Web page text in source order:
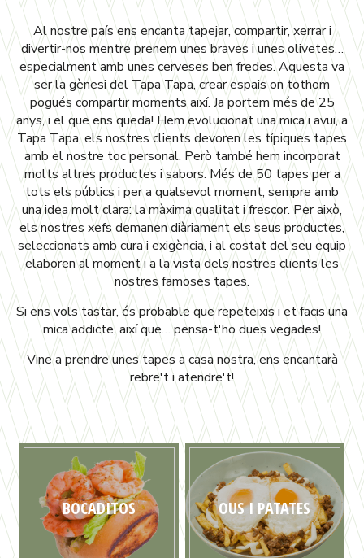
Al nostre país ens encanta tapejar, compartir, xerrar i
divertir-nos mentre prenem unes braves i unes olivetes…
especialment amb unes cerveses ben fredes. Aquesta va
ser la gènesi del Tapa Tapa, crear espais on tothom
pogués compartir moments així. Ja portem més de 25
anys, i el que ens queda! Hem evolucionat una mica i avui, a
Tapa Tapa, els nostres clients devoren les típiques tapes
amb el nostre toc personal. Però també hem incorporat
molts altres productes i sabors. Més de 50 tapes per a
tots els públics i per a qualsevol moment, sempre amb
una idea molt clara: la màxima qualitat i frescor. Per això,
els nostres xefs demanen diàriament els seus productes,
seleccionats amb cura i exigència, i al costat del seu equip
elaboren al moment i a la vista dels nostres clients les
nostres famoses tapes.
Si ens vols tastar, és probable que repeteixis i et facis una
mica addicte, així que… pensa-t'ho dues vegades!
Vine a prendre unes tapes a casa nostra, ens encantarà
rebre't i atendre't!
BOCADITOS OUS I PATATES